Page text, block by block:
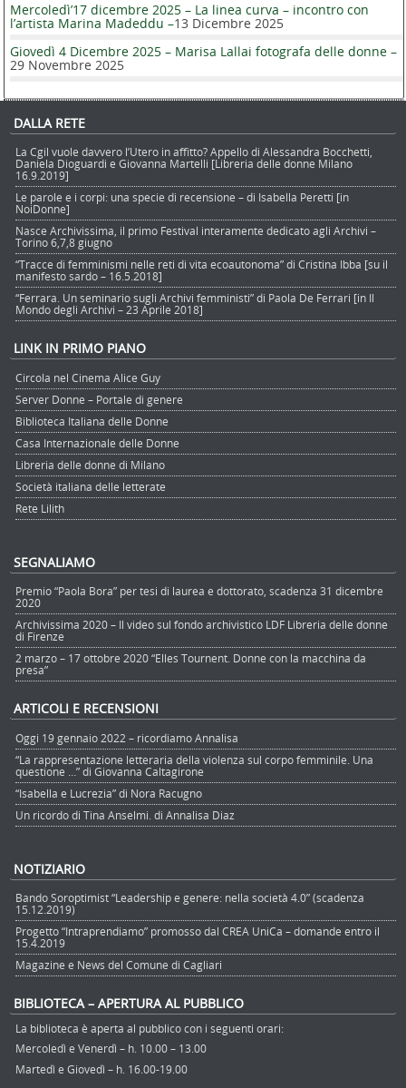
Mercoledì’17 dicembre 2025 – La linea curva – incontro con
l’artista Marina Madeddu –13 Dicembre 2025
Giovedì 4 Dicembre 2025 – Marisa Lallai fotografa delle donne –
29 Novembre 2025
DALLA RETE
La Cgil vuole davvero l’Utero in affitto? Appello di Alessandra Bocchetti,
Daniela Dioguardi e Giovanna Martelli [Libreria delle donne Milano
16.9.2019]
Le parole e i corpi: una specie di recensione – di Isabella Peretti [in
NoiDonne]
Nasce Archivissima, il primo Festival interamente dedicato agli Archivi –
Torino 6,7,8 giugno
“Tracce di femminismi nelle reti di vita ecoautonoma” di Cristina Ibba [su il
manifesto sardo – 16.5.2018]
“Ferrara. Un seminario sugli Archivi femministi” di Paola De Ferrari [in Il
Mondo degli Archivi – 23 Aprile 2018]
LINK IN PRIMO PIANO
Circola nel Cinema Alice Guy
Server Donne – Portale di genere
Biblioteca Italiana delle Donne
Casa Internazionale delle Donne
Libreria delle donne di Milano
Società italiana delle letterate
Rete Lilith
SEGNALIAMO
Premio “Paola Bora” per tesi di laurea e dottorato, scadenza 31 dicembre
2020
Archivissima 2020 – Il video sul fondo archivistico LDF Libreria delle donne
di Firenze
2 marzo – 17 ottobre 2020 “Elles Tournent. Donne con la macchina da
presa”
ARTICOLI E RECENSIONI
Oggi 19 gennaio 2022 – ricordiamo Annalisa
“La rappresentazione letteraria della violenza sul corpo femminile. Una
questione …” di Giovanna Caltagirone
“Isabella e Lucrezia” di Nora Racugno
Un ricordo di Tina Anselmi. di Annalisa Diaz
NOTIZIARIO
Bando Soroptimist “Leadership e genere: nella società 4.0” (scadenza
15.12.2019)
Progetto “Intraprendiamo” promosso dal CREA UniCa – domande entro il
15.4.2019
Magazine e News del Comune di Cagliari
BIBLIOTECA – APERTURA AL PUBBLICO
La biblioteca è aperta al pubblico con i seguenti orari:
Mercoledì e Venerdì – h. 10.00 – 13.00
Martedì e Giovedì – h. 16.00-19.00